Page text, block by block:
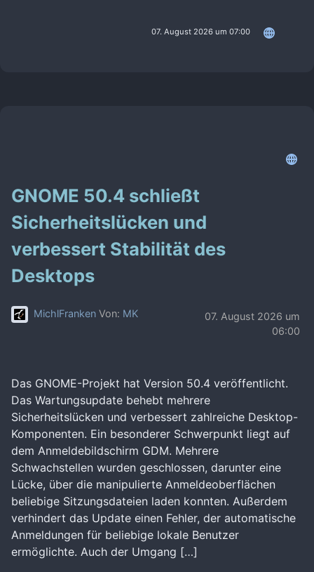
07. August 2026 um 07:00
GNOME 50.4 schließt
Sicherheitslücken und
verbessert Stabilität des
Desktops
MichlFranken Von: MK
07. August 2026 um
06:00
Das GNOME-Projekt hat Version 50.4 veröffentlicht.
Das Wartungsupdate behebt mehrere
Sicherheitslücken und verbessert zahlreiche Desktop-
Komponenten. Ein besonderer Schwerpunkt liegt auf
dem Anmeldebildschirm GDM. Mehrere
Schwachstellen wurden geschlossen, darunter eine
Lücke, über die manipulierte Anmeldeoberflächen
beliebige Sitzungsdateien laden konnten. Außerdem
verhindert das Update einen Fehler, der automatische
Anmeldungen für beliebige lokale Benutzer
ermöglichte. Auch der Umgang […]